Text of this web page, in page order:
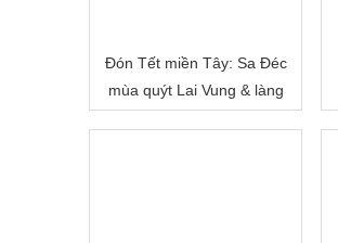
Đón Tết miền Tây: Sa Đéc
mùa quýt Lai Vung & làng